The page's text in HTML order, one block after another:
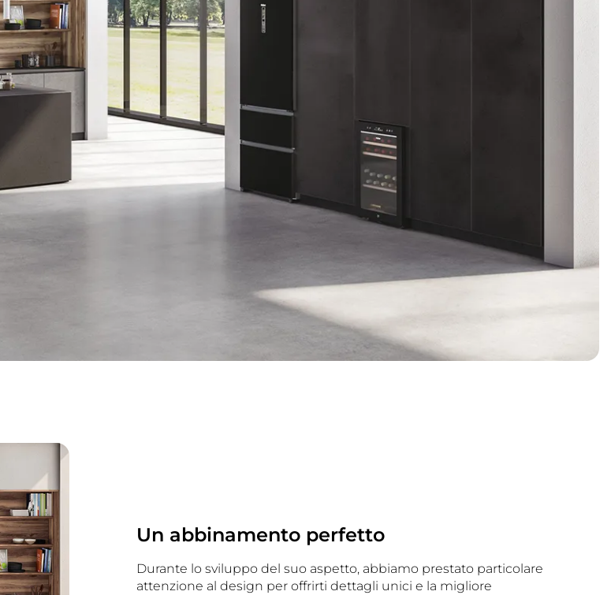
Un abbinamento perfetto
Durante lo sviluppo del suo aspetto, abbiamo prestato particolare
attenzione al design per offrirti dettagli unici e la migliore